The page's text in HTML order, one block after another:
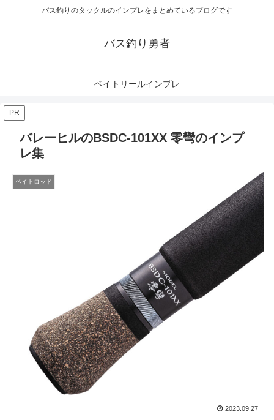
バス釣りのタックルのインプレをまとめているブログです
バス釣り勇者
ベイトリールインプレ
PR
バレーヒルのBSDC-101XX 零彎のインプ
レ集
ベイトロッド
2023.09.27